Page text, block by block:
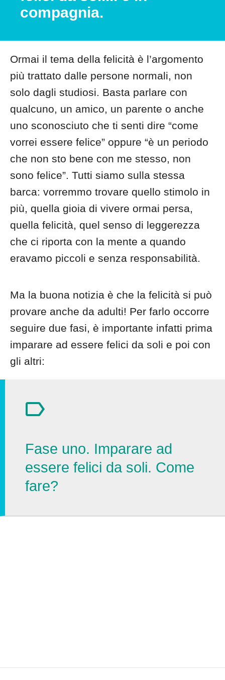
compagnia.
Ormai il tema della felicità è l’argomento
più trattato dalle persone normali, non
solo dagli studiosi. Basta parlare con
qualcuno, un amico, un parente o anche
uno sconosciuto che ti senti dire “come
vorrei essere felice” oppure “è un periodo
che non sto bene con me stesso, non
sono felice”. Tutti siamo sulla stessa
barca: vorremmo trovare quello stimolo in
più, quella gioia di vivere ormai persa,
quella felicità, quel senso di leggerezza
che ci riporta con la mente a quando
eravamo piccoli e senza responsabilità.
Ma la buona notizia è che la felicità si può
provare anche da adulti! Per farlo occorre
seguire due fasi, è importante infatti prima
imparare ad essere felici da soli e poi con
gli altri:
Fase uno. Imparare ad
essere felici da soli. Come
fare?